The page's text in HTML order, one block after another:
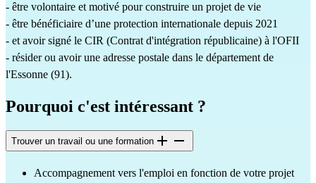
- être volontaire et motivé pour construire un projet de vie
- être bénéficiaire d’une protection internationale depuis 2021
- et avoir signé le CIR (Contrat d'intégration républicaine) à l'OFII
- résider ou avoir une adresse postale dans le département de
l'Essonne (91).
Pourquoi c'est intéressant ?
Trouver un travail ou une formation
Accompagnement vers l'emploi en fonction de votre projet